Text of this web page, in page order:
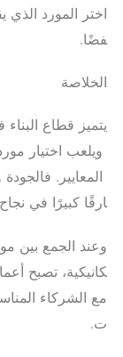
اختر المورد
فضًا.
الخلاصة
يتميز قطاع البناء
ويلعب اختيار
المعايير.
ارقًا كبيرًا في
وعند الجمع بين
كانيكية، تصبح
مع الشركاء
ت.